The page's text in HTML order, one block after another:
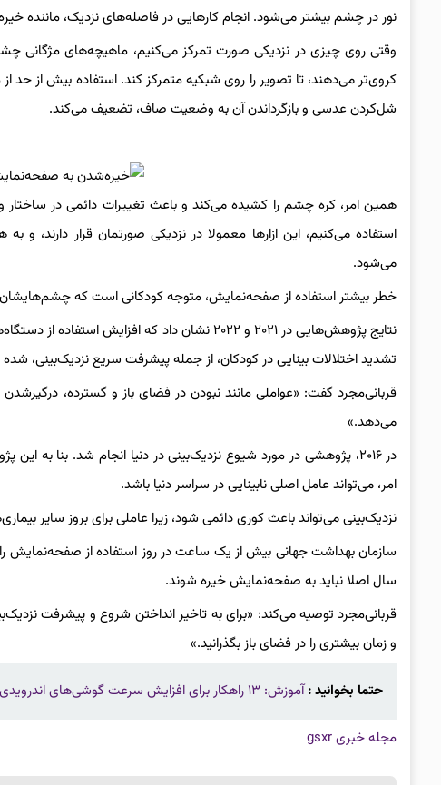
نور در چشم بیشتر می‌شود. انجام کارهایی در فاصله‌های نزدیک، ماننده
وقتی روی چیزی در نزدیکی صورت تمرکز می‌کنیم، ماهیچه‌های
کروی‌تر می‌دهند، تا تصویر را روی شبکیه متمرکز کند. استفاده بیش از
شل‌کردن عدسی و بازگرداندن آن به وضعیت صاف، تضعیف می‌کند.
همین امر، کره چشم را کشیده می‌کند و باعث تغییرات دائمی در
استفاده می‌کنیم، این ازارها معمولا در نزدیکی صورتمان قرار
می‌شود.
خطر بیشتر استفاده از صفحه‌نمایش، متوجه کودکانی است که
تشدید اختلالات بینایی در کودکان، از جمله پیشرفت سریع نزدیک‌بینی،
قربانی‌مجرد گفت: «عواملی مانند نبودن در فضای باز و گسترده، درگیرشدن
می‌دهد.»
امر، می‌تواند عامل اصلی نابینایی در سراسر دنیا باشد.
نزدیک‌بینی می‌تواند باعث کوری دائمی شود، زیرا عاملی برای بروز سایر
سازمان بهداشت جهانی بیش از یک ساعت در روز استفاده از صفحه‌نمایش را
سال اصلا نباید به صفحه‌نمایش خیره شوند.
قربانی‌مجرد توصیه می‌کند: «برای به تاخیر انداختن شروع و پیشرفت
و زمان بیشتری را در فضای باز بگذرانید.»
حتما بخوانید :آموزش: ۱۳ راهکار برای افزایش سرعت گوشی‌های اندرویدی
مجله خبری gsxr